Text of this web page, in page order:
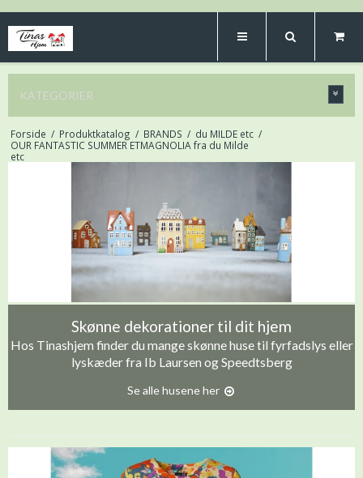
KATEGORIER
Forside / Produktkatalog / BRANDS / du MILDE etc /
OUR FANTASTIC SUMMER ETMAGNOLIA fra du Milde
etc
Skønne dekorationer til dit hjem
Hos Tinashjem finder du mange skønne huse til fyrfadslys eller
lyskæder fra Ib Laursen og Speedtsberg
Se alle husene her